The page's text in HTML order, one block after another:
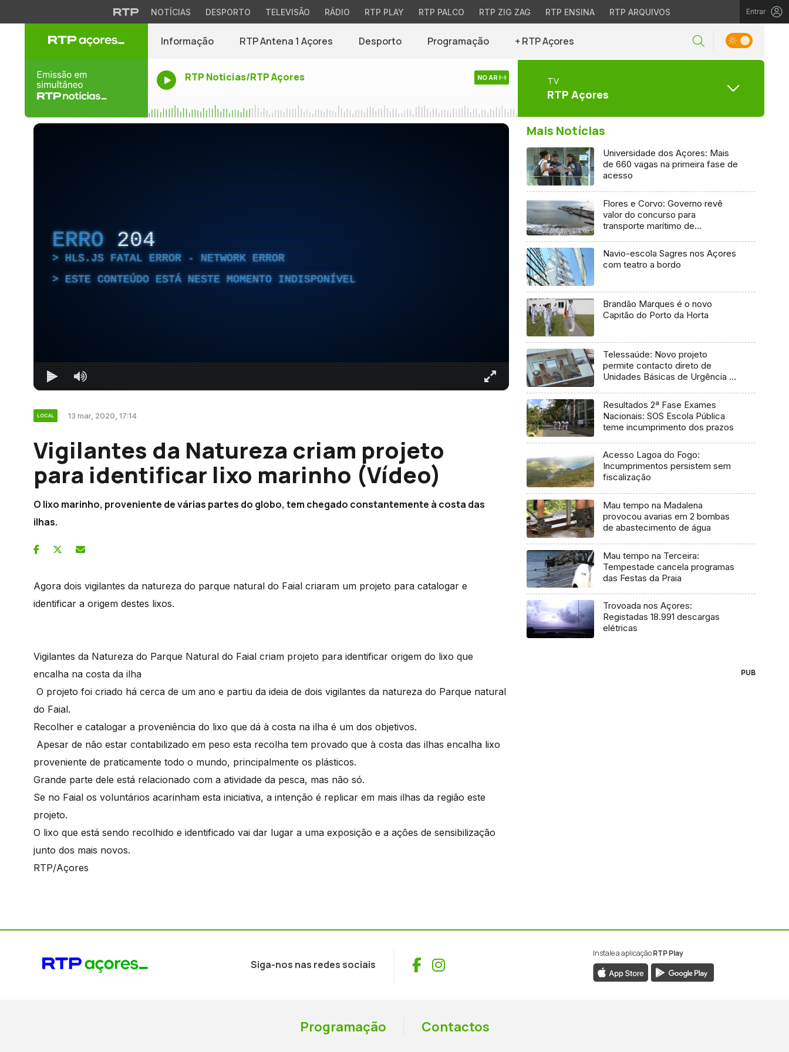
NOTÍCIAS DESPORTO TELEVISÃO RÁDIO RTP PLAY RTP PALCO RTP ZIG ZAG RTP ENSINA RTP ARQUIVOS Entrar
Informação RTP Antena 1 Açores Desporto Programação + RTP Açores
RTP Noticias/RTP Açores NO AR TV
RTP Açores
ERRO 204
HLS.JS FATAL ERROR - NETWORK ERROR
ESTE CONTEÚDO ESTÁ NESTE MOMENTO INDISPONÍVEL
LOCAL 13 mar, 2020, 17:14
Vigilantes da Natureza criam projeto
para identificar lixo marinho (Vídeo)
O lixo marinho, proveniente de várias partes do globo, tem chegado constantemente à costa das
ilhas.
Agora dois vigilantes da natureza do parque natural do Faial criaram um projeto para catalogar e
identificar a origem destes lixos.
Vigilantes da Natureza do Parque Natural do Faial criam projeto para identificar origem do lixo que
encalha na costa da ilha
O projeto foi criado há cerca de um ano e partiu da ideia de dois vigilantes da natureza do Parque natural
do Faial.
Recolher e catalogar a proveniência do lixo que dá à costa na ilha é um dos objetivos.
Apesar de não estar contabilizado em peso esta recolha tem provado que à costa das ilhas encalha lixo
proveniente de praticamente todo o mundo, principalmente os plásticos.
Grande parte dele está relacionado com a atividade da pesca, mas não só.
Se no Faial os voluntários acarinham esta iniciativa, a intenção é replicar em mais ilhas da região este
projeto.
O lixo que está sendo recolhido e identificado vai dar lugar a uma exposição e a ações de sensibilização
junto dos mais novos.
RTP/Açores
Mais Notícias
Universidade dos Açores: Mais
de 660 vagas na primeira fase de
acesso
Flores e Corvo: Governo revê
valor do concurso para
transporte marítimo de
Navio-escola Sagres nos Açores
com teatro a bordo
Brandão Marques é o novo
Capitão do Porto da Horta
Telessaúde: Novo projeto
permite contacto direto de
Unidades Básicas de Urgência e
Resultados 2ª Fase Exames
Nacionais: SOS Escola Pública
teme incumprimento dos prazos
Acesso Lagoa do Fogo:
Incumprimentos persistem sem
fiscalização
Mau tempo na Madalena
provocou avarias em 2 bombas
de abastecimento de água
Mau tempo na Terceira:
Tempestade cancela programas
das Festas da Praia
Trovoada nos Açores:
Registadas 18.991 descargas
elétricas
PUB
Siga-nos nas redes sociais Facebook
Instagram
Instale a aplicaçãoRTP Play
Programação Contactos